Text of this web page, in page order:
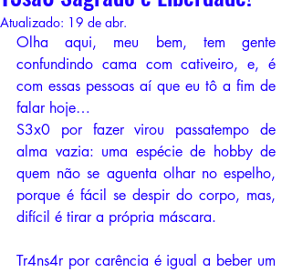
Atualizado: 19 de abr.
Olha aqui, meu bem, tem gente
confundindo cama com cativeiro, e, é
com essas pessoas aí que eu tô a fim de
falar hoje…
S3x0 por fazer virou passatempo de
alma vazia: uma espécie de hobby de
quem não se aguenta olhar no espelho,
porque é fácil se despir do corpo, mas,
difícil é tirar a própria máscara.
Tr4ns4r por carência é igual a beber um